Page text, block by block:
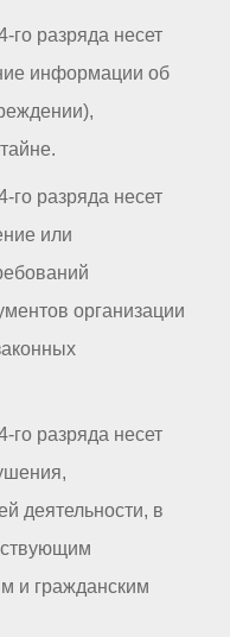
разряда несет
информации об
разряда несет
или
организации
разряда несет
деятельности, в
и гражданским